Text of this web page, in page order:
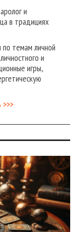
и
в традициях
по темам личной
и
игры,